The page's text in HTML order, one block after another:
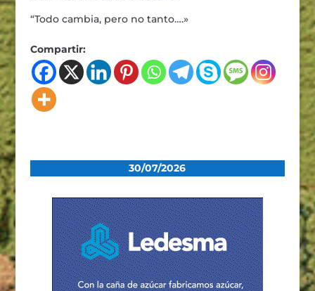
“Todo cambia, pero no tanto….»
Compartir:
30/07/2026